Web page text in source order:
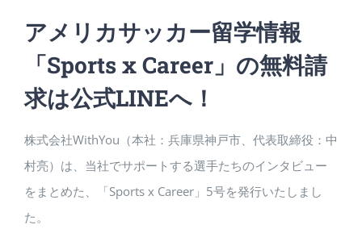
アメリカサッカー留学情報
「Sports x Career」の無料請
求は公式LINEへ！
株式会社WithYou （本社：兵庫県神戸市、代表取締役：中
村亮）は、当社でサポートする選手たちのインタビュー
をまとめた、「Sports x Career」5号を発行いたしまし
た。